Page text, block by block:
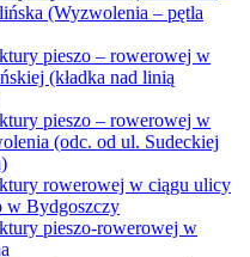
(Wyzwolenia – pętla
pieszo – rowerowej w
(kładka nad linią
pieszo – rowerowej w
(odc. od ul. Sudeckiej
rowerowej w ciągu ulicy
w Bydgoszczy
pieszo-rowerowej w